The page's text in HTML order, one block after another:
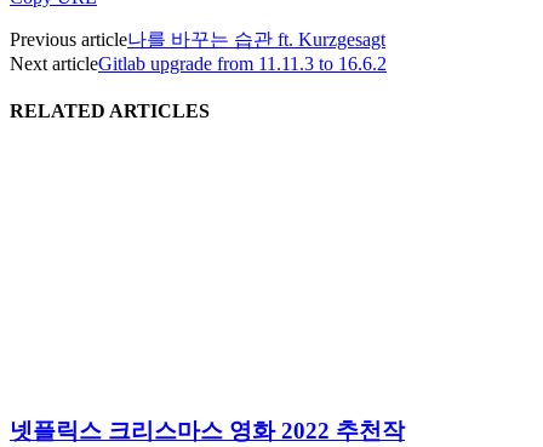
Previous article나를 바꾸는 습관 ft. Kurzgesagt
Next articleGitlab upgrade from 11.11.3 to 16.6.2
RELATED ARTICLES
넷플릭스 크리스마스 영화 2022 추천작